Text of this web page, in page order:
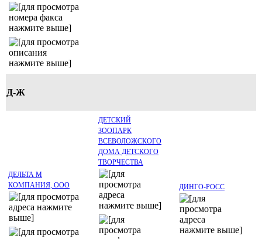
Д-Ж
ДЕЛЬТА М
КОМПАНИЯ, ООО
ДЕТСКИЙ
ЗООПАРК
ВСЕВОЛОЖСКОГО
ДОМА ДЕТСКОГО
ТВОРЧЕСТВА
ДИНГО-РОСС